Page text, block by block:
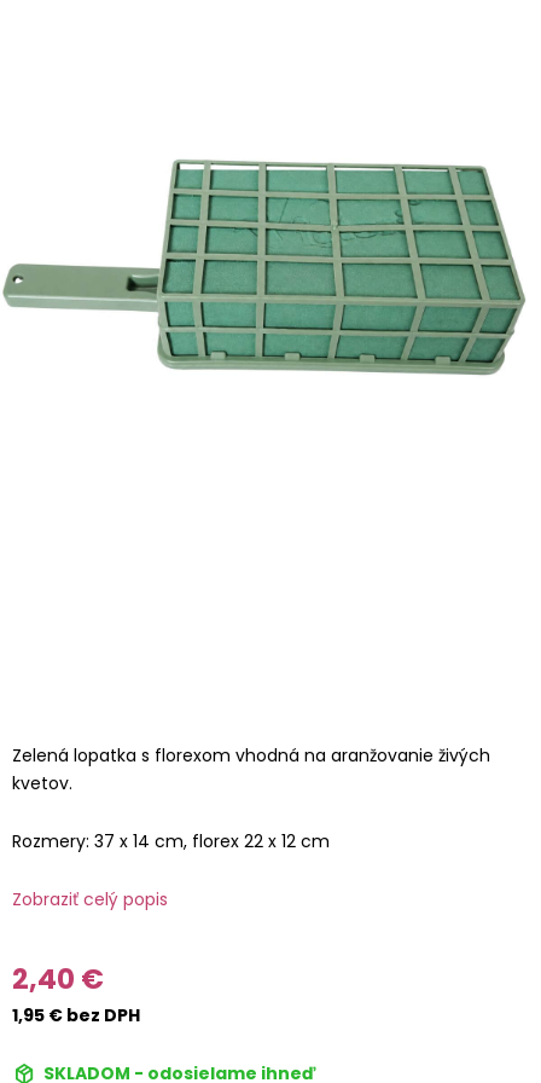
Zelená lopatka s florexom vhodná na aranžovanie živých
kvetov.
Rozmery: 37 x 14 cm, florex 22 x 12 cm
Zobraziť celý popis
2,40 €
1,95 € bez DPH
SKLADOM - odosielame ihneď